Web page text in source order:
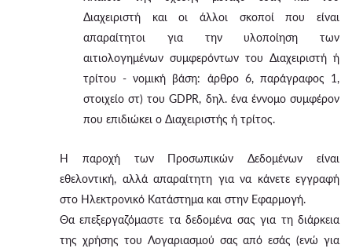
Διαχειριστή και οι άλλοι σκοποί που είναι
απαραίτητοι για την υλοποίηση των
αιτιολογημένων συμφερόντων του Διαχειριστή ή
τρίτου - νομική βάση: άρθρο 6, παράγραφος 1,
στοιχείο στ) του GDPR, δηλ. ένα έννομο συμφέρον
που επιδιώκει ο Διαχειριστής ή τρίτος.
Η παροχή των Προσωπικών Δεδομένων είναι
εθελοντική, αλλά απαραίτητη για να κάνετε εγγραφή
στο Ηλεκτρονικό Κατάστημα και στην Εφαρμογή.
Θα επεξεργαζόμαστε τα δεδομένα σας για τη διάρκεια
της χρήσης του Λογαριασμού σας από εσάς (ενώ για